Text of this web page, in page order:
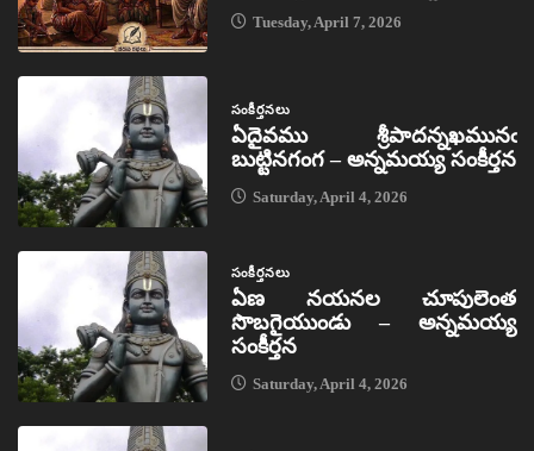
Tuesday, April 7, 2026
సంకీర్తనలు
ఏదైవము శ్రీపాదన్నఖమునఁ
బుట్టినగంగ – అన్నమయ్య సంకీర్తన
Saturday, April 4, 2026
సంకీర్తనలు
ఏణ నయనల చూపులెంత
సొబగైయుండు – అన్నమయ్య
సంకీర్తన
Saturday, April 4, 2026